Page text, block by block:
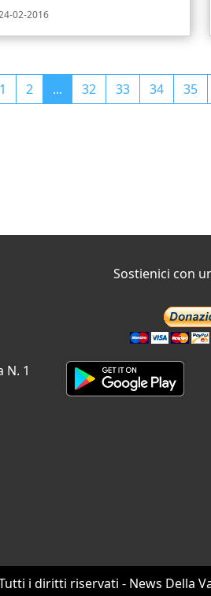
02-2016
1 2 ... 32 33 34 35
N. 1
Sostienici con
i diritti riservati - News Della